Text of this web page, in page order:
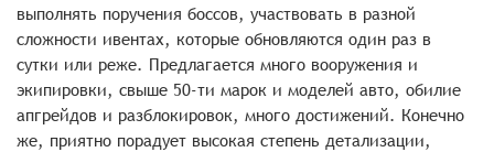
выполнять поручения боссов, участвовать в разной
сложности ивентах, которые обновляются один раз в
сутки или реже. Предлагается много вооружения и
экипировки, свыше 50-ти марок и моделей авто, обилие
апгрейдов и разблокировок, много достижений. Конечно
же, приятно порадует высокая степень детализации,